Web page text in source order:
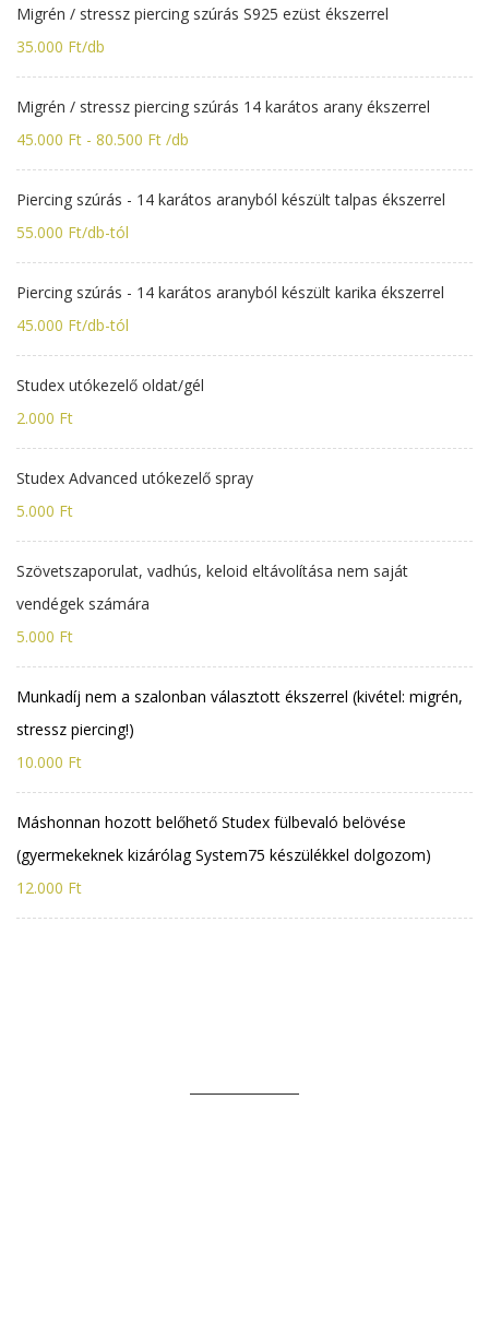
Migrén / stressz piercing szúrás S925 ezüst ékszerrel
35.000 Ft/db
Migrén / stressz piercing szúrás 14 karátos arany ékszerrel
45.000 Ft - 80.500 Ft /db
Piercing szúrás - 14 karátos aranyból készült talpas ékszerrel
55.000 Ft/db-tól
Piercing szúrás - 14 karátos aranyból készült karika ékszerrel
45.000 Ft/db-tól
Studex utókezelő oldat/gél
2.000 Ft
Studex Advanced utókezelő spray
5.000 Ft
Szövetszaporulat, vadhús, keloid eltávolítása nem saját
vendégek számára
5.000 Ft
Munkadíj nem a szalonban választott ékszerrel (kivétel: migrén,
stressz piercing!)
10.000 Ft
Máshonnan hozott belőhető Studex fülbevaló belövése
(gyermekeknek kizárólag System75 készülékkel dolgozom)
12.000 Ft